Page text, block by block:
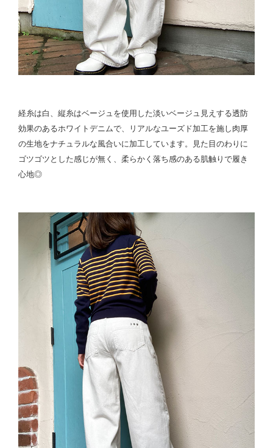
経糸は白、縦糸はベージュを使用した淡いベージュ見えする透防
効果のあるホワイトデニムで、リアルなユーズド加工を施し肉厚
の生地をナチュラルな風合いに加工しています。見た目のわりに
ゴツゴツとした感じが無く、柔らかく落ち感のある肌触りで履き
心地◎